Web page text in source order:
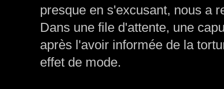
presque en s'excusant, nous a
Dans une file d'attente, une
après l'avoir informée de la
effet de mode.